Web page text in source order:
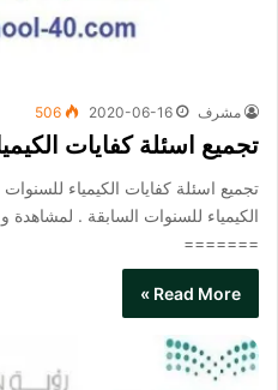
مشرف 2020-06-16
506
تجميع اسئلة كفايات
تجميع اسئلة كفايات الكيمياء
الكيمياء للسنوات السابقة .
=======
Read More »